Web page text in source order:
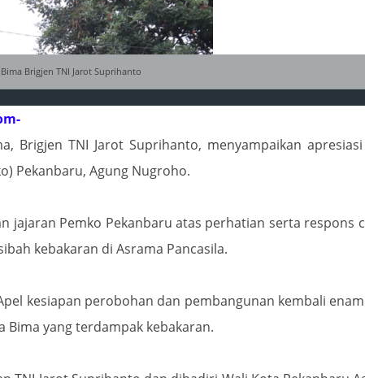
Brigjen TNI Jarot Suprihanto
Brigjen TNI Jarot Suprihanto, menyampaikan
Pekanbaru, Agung Nugroho.
jajaran Pemko Pekanbaru atas perhatian serta respons
kebakaran di Asrama Pancasila.
kesiapan perobohan dan pembangunan kembali
yang terdampak kebakaran.